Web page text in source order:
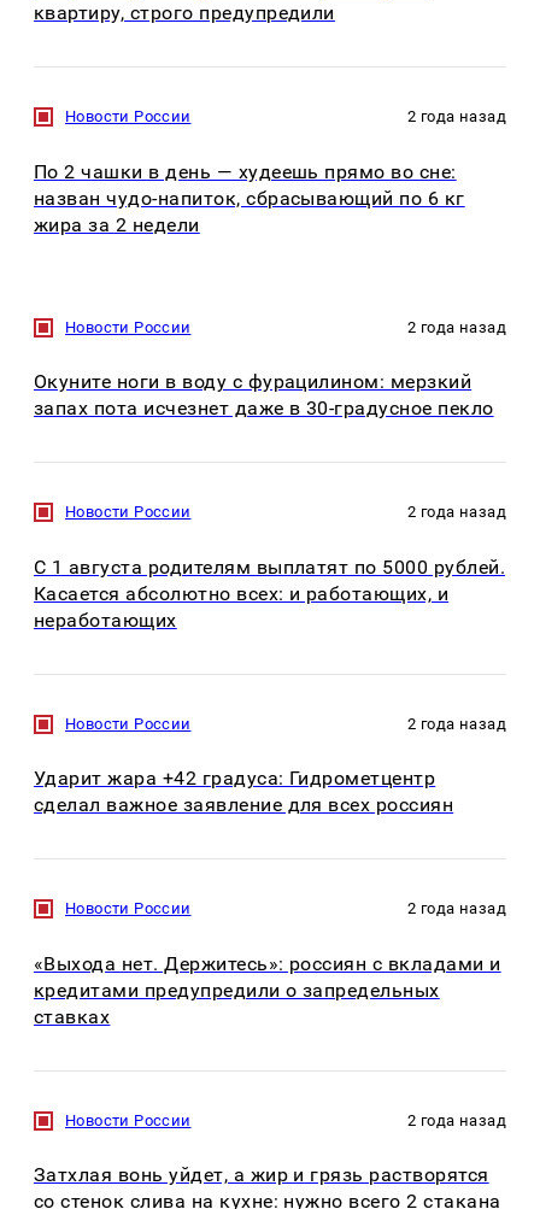
квартиру, строго предупредили
Новости России 2 года назад
По 2 чашки в день — худеешь прямо во сне:
назван чудо-напиток, сбрасывающий по 6 кг
жира за 2 недели
Новости России 2 года назад
Окуните ноги в воду с фурацилином: мерзкий
запах пота исчезнет даже в 30-градусное пекло
Новости России 2 года назад
С 1 августа родителям выплатят по 5000 рублей.
Касается абсолютно всех: и работающих, и
неработающих
Новости России 2 года назад
Ударит жара +42 градуса: Гидрометцентр
сделал важное заявление для всех россиян
Новости России 2 года назад
«Выхода нет. Держитесь»: россиян с вкладами и
кредитами предупредили о запредельных
ставках
Новости России 2 года назад
Затхлая вонь уйдет, а жир и грязь растворятся
со стенок слива на кухне: нужно всего 2 стакана